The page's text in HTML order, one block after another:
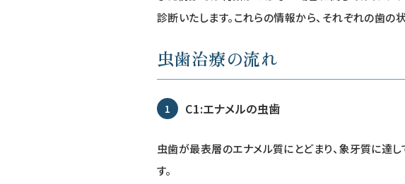
診断いたします。これらの情報から、それぞれの歯の
虫歯治療の流れ
C1:エナメルの虫歯
虫歯が最表層のエナメル質にとどまり、象牙質に達
す。